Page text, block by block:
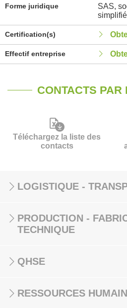
Forme juridique
SAS,
Certification(s)
Effectif entreprise
CONTACTS PAR
Téléchargez la liste des
contacts
LOGISTIQUE -
PRODUCTION -
TECHNIQUE
QHSE
RESSOURCES